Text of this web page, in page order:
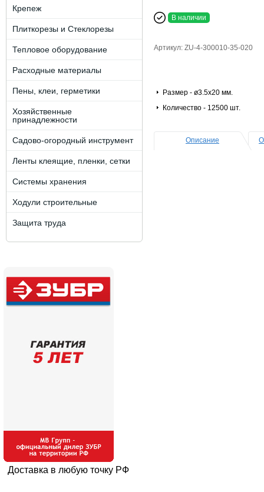
Крепеж
Плиткорезы и Стеклорезы
Тепловое оборудование
Расходные материалы
Пены, клеи, герметики
Хозяйственные
принадлежности
Садово-огородный инструмент
Ленты клеящие, пленки, сетки
Системы хранения
Ходули строительные
Защита труда
Доставка в любую точку РФ
В наличии
Артикул: ZU-4-300010-35-020
Размер - ø3.5х20 мм.
Количество - 12500 шт.
Описание